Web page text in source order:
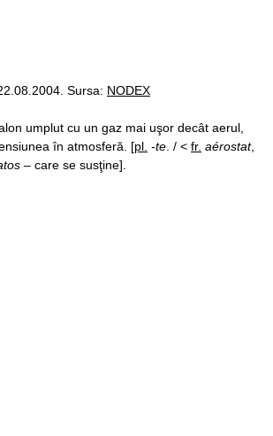
Sursa: NODEX
umplut cu un gaz mai uşor decât aerul,
în atmosferă. [pl. -te . / < fr. aérostat,
– care se susţine].